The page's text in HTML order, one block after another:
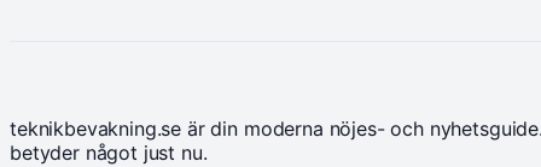
teknikbevakning.se är din moderna nöjes- och
betyder något just nu.